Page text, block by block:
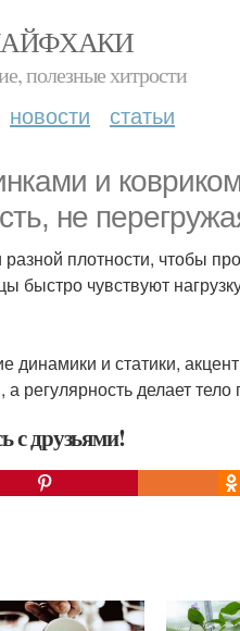
полезные хитрости
новости статьи
и
не
плотности, чтобы
чувствуют
динамики и статики,
регулярность делает
с друзьями!